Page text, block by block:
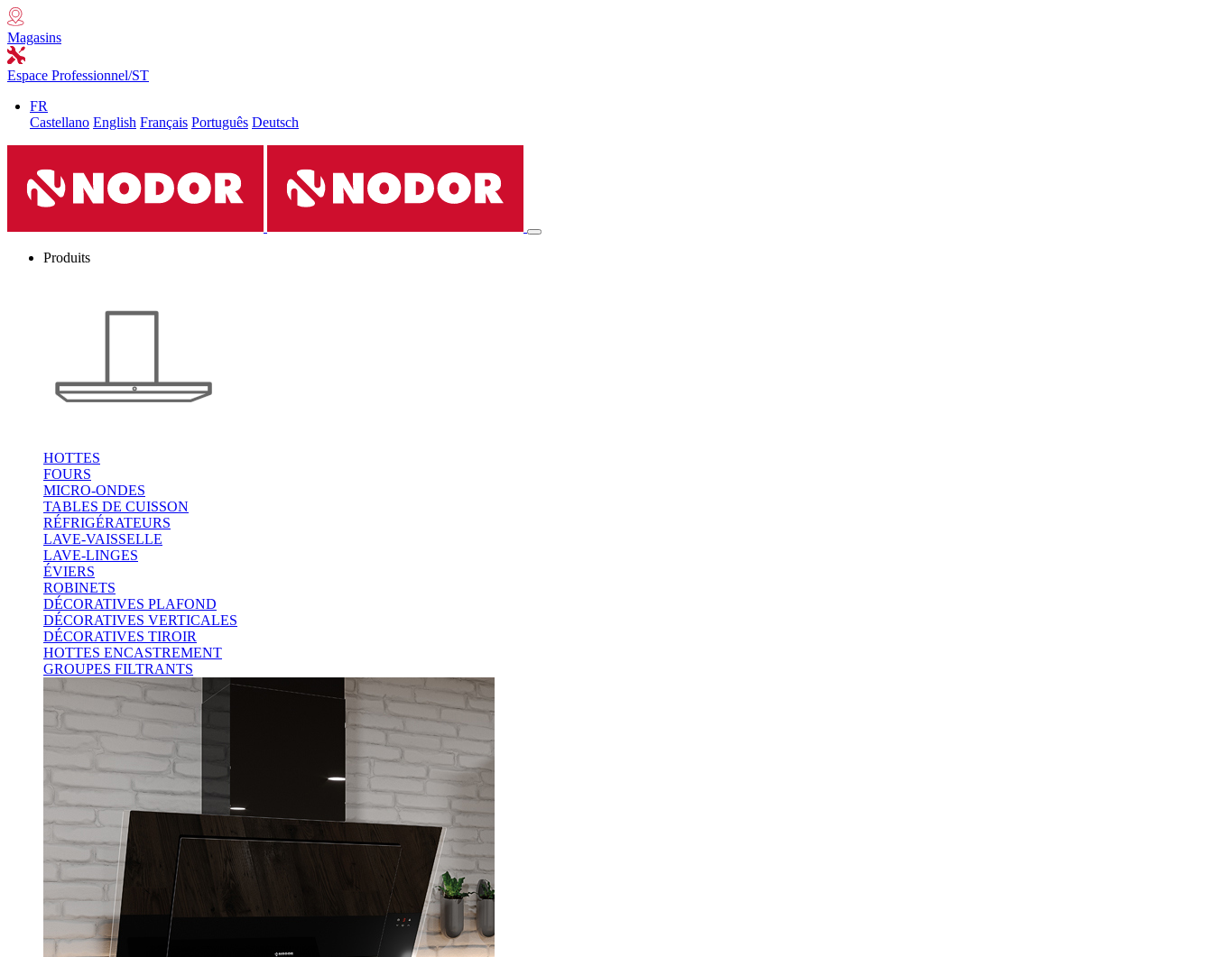
Magasins
Espace Professionnel/ST
FR
Castellano English Français Português Deutsch
Produits
HOTTES
FOURS
MICRO-ONDES
TABLES DE CUISSON
RÉFRIGÉRATEURS
LAVE-VAISSELLE
LAVE-LINGES
ÉVIERS
ROBINETS
DÉCORATIVES PLAFOND
DÉCORATIVES VERTICALES
DÉCORATIVES TIROIR
HOTTES ENCASTREMENT
GROUPES FILTRANTS